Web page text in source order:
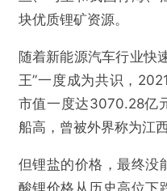
块优质锂矿资源。
随着新能源汽车行业快
王”一度成为共识，
市值一度达3070.28亿
船高，曾被外界称为江西
但锂盐的价格，最终没
酸锂价格从历史高位下